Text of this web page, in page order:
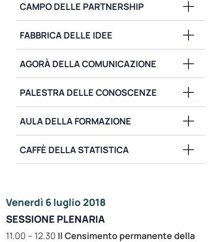
CAMPO DELLE PARTNERSHIP
FABBRICA DELLE IDEE
AGORÀ DELLA COMUNICAZIONE
PALESTRA DELLE CONOSCENZE
AULA DELLA FORMAZIONE
CAFFÈ DELLA STATISTICA
Venerdì 6 luglio 2018
SESSIONE PLENARIA
11.00 – 12.30 Il Censimento permanente della